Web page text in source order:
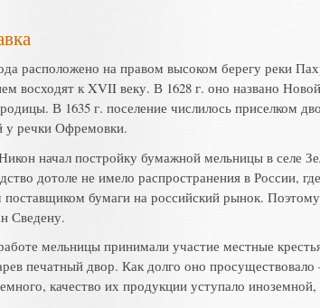
расположено на правом высоком берегу реки
восходят к XVII веку. В 1628 г. оно названо
В 1635 г. поселение числилось приселком
у речки Офремовки.
начал постройку бумажной мельницы в селе
дотоле не имело распространения в России,
бумаги на российский рынок.
Сведену.
мельницы принимали участие местные
печатный двор. Как долго оно
качество их продукции уступало